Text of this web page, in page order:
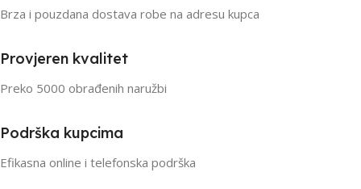
Brza i pouzdana dostava robe na adresu kupca
Provjeren kvalitet
Preko 5000 obrađenih naružbi
Podrška kupcima
Efikasna online i telefonska podrška